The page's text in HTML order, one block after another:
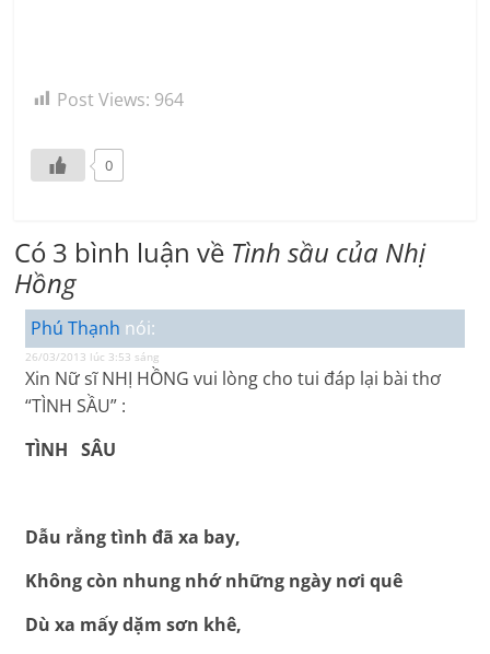
Post Views: 964
0
Có 3 bình luận về Tình sầu của Nhị
Hồng
Phú Thạnh nói:
26/03/2013 lúc 3:53 sáng
Xin Nữ sĩ NHỊ HỒNG vui lòng cho tui đáp lại bài thơ
“TÌNH SẦU” :
TÌNH SÂU
Dẫu rằng tình đã xa bay,
Không còn nhung nhớ những ngày nơi quê
Dù xa mấy dặm sơn khê,